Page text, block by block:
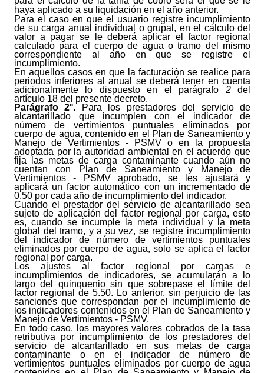
haya aplicado a su liquidación en el año anterior.
Para el caso en que el usuario registre incumplimiento
de su carga anual individual o grupal, en el cálculo del
valor a pagar se le deberá aplicar el factor regional
calculado para el cuerpo de agua o tramo del mismo
correspondiente al año en que se registre el
incumplimiento.
En aquellos casos en que la facturación se realice para
periodos inferiores al anual se deberá tener en cuenta
adicionalmente lo dispuesto en el parágrafo 2del
artículo 18 del presente decreto.
Parágrafo 2°. Para los prestadores del servicio de
alcantarillado que incumplen con el indicador de
número de vertimientos puntuales eliminados por
cuerpo de agua, contenido en el Plan de Saneamiento y
Manejo de Vertimientos - PSMV o en la propuesta
adoptada por la autoridad ambiental en el acuerdo que
fija las metas de carga contaminante cuando aún no
cuentan con Plan de Saneamiento y Manejo de
Vertimientos - PSMV aprobado, se les ajustará y
aplicará un factor automático con un incrementado de
0.50 por cada año de incumplimiento del indicador.
Cuando el prestador del servicio de alcantarillado sea
sujeto de aplicación del factor regional por carga, esto
es, cuando se incumple la meta individual y la meta
global del tramo, y a su vez, se registre incumplimiento
del indicador de número de vertimientos puntuales
eliminados por cuerpo de agua, solo se aplica el factor
regional por carga.
Los ajustes al factor regional por cargas e
incumplimientos de indicadores, se acumularán a lo
largo del quinquenio sin que sobrepase el límite del
factor regional de 5.50. Lo anterior, sin perjuicio de las
sanciones que correspondan por el incumplimiento de
los indicadores contenidos en el Plan de Saneamiento y
Manejo de Vertimientos - PSMV.
En todo caso, los mayores valores cobrados de la tasa
retributiva por incumplimiento de los prestadores del
servicio de alcantarillado en sus metas de carga
contaminante o en el indicador de número de
vertimientos puntuales eliminados por cuerpo de agua